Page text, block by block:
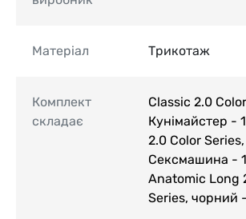
Матеріал Трикотаж
Комплект
складає
Classic 2.0
Кунімайстер -
2.0 Color Series,
Сексмашина -
Anatomic Long
Series, чорний